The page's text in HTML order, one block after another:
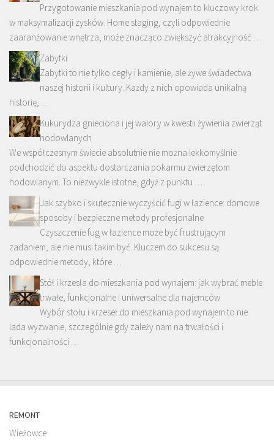
Przygotowanie mieszkania pod wynajem to kluczowy krok
w maksymalizacji zysków. Home staging, czyli odpowiednie
zaaranżowanie wnętrza, może znacząco zwiększyć atrakcyjność …
Zabytki
Zabytki to nie tylko cegły i kamienie, ale żywe świadectwa
naszej historii i kultury. Każdy z nich opowiada unikalną
historię, …
Kukurydza gnieciona i jej walory w kwestii żywienia zwierząt
hodowlanych
We współczesnym świecie absolutnie nie można lekkomyślnie
podchodzić do aspektu dostarczania pokarmu zwierzętom
hodowlanym. To niezwykle istotne, gdyż z punktu …
Jak szybko i skutecznie wyczyścić fugi w łazience: domowe
sposoby i bezpieczne metody profesjonalne
Czyszczenie fug w łazience może być frustrującym
zadaniem, ale nie musi takim być. Kluczem do sukcesu są
odpowiednie metody, które …
Stół i krzesła do mieszkania pod wynajem: jak wybrać meble
trwałe, funkcjonalne i uniwersalne dla najemców
Wybór stołu i krzeseł do mieszkania pod wynajem to nie
lada wyzwanie, szczególnie gdy zależy nam na trwałości i
funkcjonalności …
REMONT
Wieżowce